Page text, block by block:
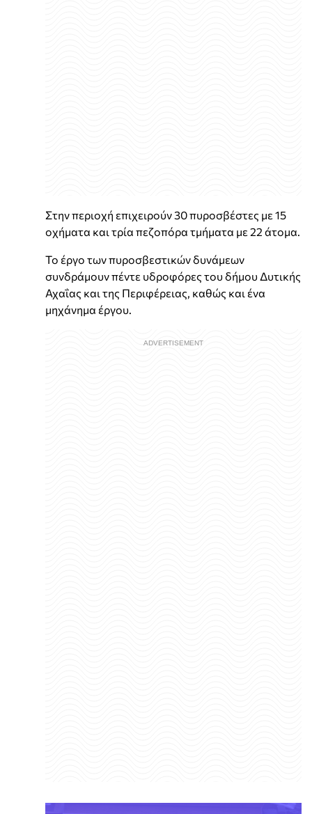
Στην περιοχή επιχειρούν 30 πυροσβέστες με 15
οχήματα και τρία πεζοπόρα τμήματα με 22 άτομα.
Το έργο των πυροσβεστικών δυνάμεων
συνδράμουν πέντε υδροφόρες του δήμου Δυτικής
Αχαΐας και της Περιφέρειας, καθώς και ένα
μηχάνημα έργου.